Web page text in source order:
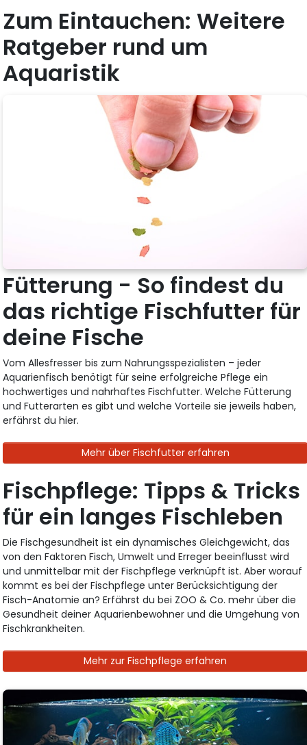
Zum Eintauchen: Weitere
Ratgeber rund um
Aquaristik
Fütterung - So findest du
das richtige Fischfutter für
deine Fische
Vom Allesfresser bis zum Nahrungsspezialisten – jeder
Aquarienfisch benötigt für seine erfolgreiche Pflege ein
hochwertiges und nahrhaftes Fischfutter. Welche Fütterung
und Futterarten es gibt und welche Vorteile sie jeweils haben,
erfährst du hier.
Mehr über Fischfutter erfahren
Fischpflege: Tipps & Tricks
für ein langes Fischleben
Die Fischgesundheit ist ein dynamisches Gleichgewicht, das
von den Faktoren Fisch, Umwelt und Erreger beeinflusst wird
und unmittelbar mit der Fischpflege verknüpft ist. Aber worauf
kommt es bei der Fischpflege unter Berücksichtigung der
Fisch-Anatomie an? Erfährst du bei ZOO & Co. mehr über die
Gesundheit deiner Aquarienbewohner und die Umgehung von
Fischkrankheiten.
Mehr zur Fischpflege erfahren